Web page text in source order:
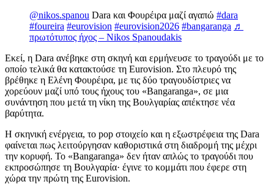
@nikos.spanou Dara και Φουρέιρα μαζί αγαπώ #dara
#foureira #eurovision #eurovision2026 #bangaranga ♬
πρωτότυπος ήχος – Nikos Spanoudakis
Εκεί, η Dara ανέβηκε στη σκηνή και ερμήνευσε το τραγούδι με το
οποίο τελικά θα κατακτούσε τη Eurovision. Στο πλευρό της
βρέθηκε η Ελένη Φουρέιρα, με τις δύο τραγουδίστριες να
χορεύουν μαζί υπό τους ήχους του «Bangaranga», σε μια
συνάντηση που μετά τη νίκη της Βουλγαρίας απέκτησε νέα
βαρύτητα.
Η σκηνική ενέργεια, το pop στοιχείο και η εξωστρέφεια της Dara
φαίνεται πως λειτούργησαν καθοριστικά στη διαδρομή της μέχρι
την κορυφή. Το «Bangaranga» δεν ήταν απλώς το τραγούδι που
εκπροσώπησε τη Βουλγαρία· έγινε το κομμάτι που έφερε στη
χώρα την πρώτη της Eurovision.